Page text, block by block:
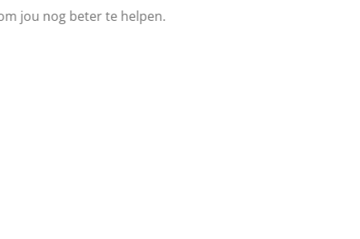
jou nog beter te helpen.